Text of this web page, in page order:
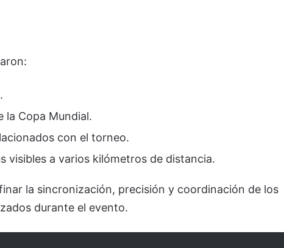
la Copa Mundial.
con el torneo.
visibles a varios kilómetros de distancia.
la sincronización, precisión y coordinación de los
durante el evento.